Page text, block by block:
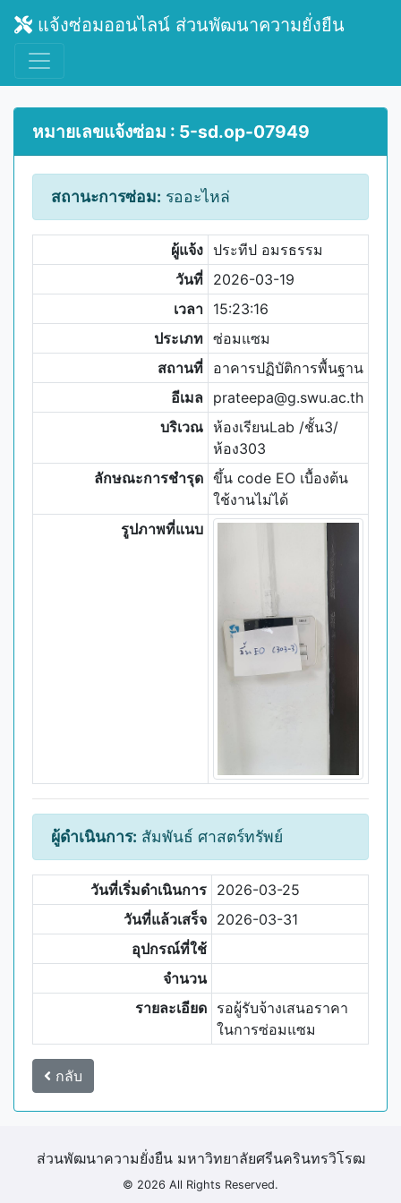
แจ้งซ่อมออนไลน์ ส่วนพัฒนาความยั่งยืน
หมายเลขแจ้งซ่อม : 5-sd.op-07949
สถานะการซ่อม: รออะไหล่
ผู้แจ้ง ประทีป อมรธรรม
วันที่ 2026-03-19
เวลา 15:23:16
ประเภท ซ่อมแซม
สถานที่ อาคารปฏิบัติการพื้นฐาน
อีเมล prateepa@g.swu.ac.th
บริเวณ ห้องเรียนLab /ชั้น3/
ห้อง303
ลักษณะการชำรุด ขึ้น code EO เบื้องต้น
ใช้งานไม่ได้
รูปภาพที่แนบ
ผู้ดำเนินการ: สัมพันธ์ ศาสตร์ทรัพย์
วันที่เริ่มดำเนินการ 2026-03-25
วันที่แล้วเสร็จ 2026-03-31
อุปกรณ์ที่ใช้
จำนวน
รายละเอียด รอผู้รับจ้างเสนอราคา
ในการซ่อมแซม
กลับ
ส่วนพัฒนาความยั่งยืน มหาวิทยาลัยศรีนครินทรวิโรฒ
© 2026 All Rights Reserved.